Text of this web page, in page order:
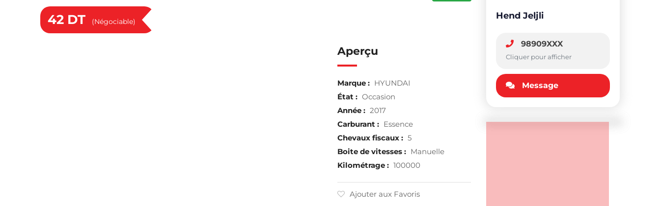
42 DT (Négociable)
Aperçu
Marque : HYUNDAI
État : Occasion
Année : 2017
Carburant : Essence
Chevaux fiscaux : 5
Boite de vitesses : Manuelle
Kilométrage : 100000
Ajouter aux Favoris
Hend Jeljli
98909XXX
Cliquer pour afficher
Message